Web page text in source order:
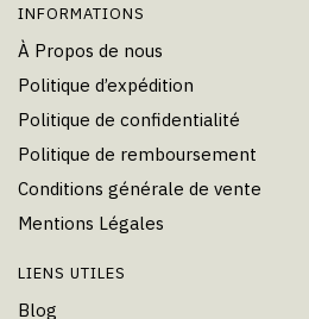
INFORMATIONS
À Propos de nous
Politique d’expédition
Politique de confidentialité
Politique de remboursement
Conditions générale de vente
Mentions Légales
LIENS UTILES
Blog